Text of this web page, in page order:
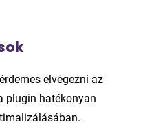
elvégezni az
plugin hatékonyan